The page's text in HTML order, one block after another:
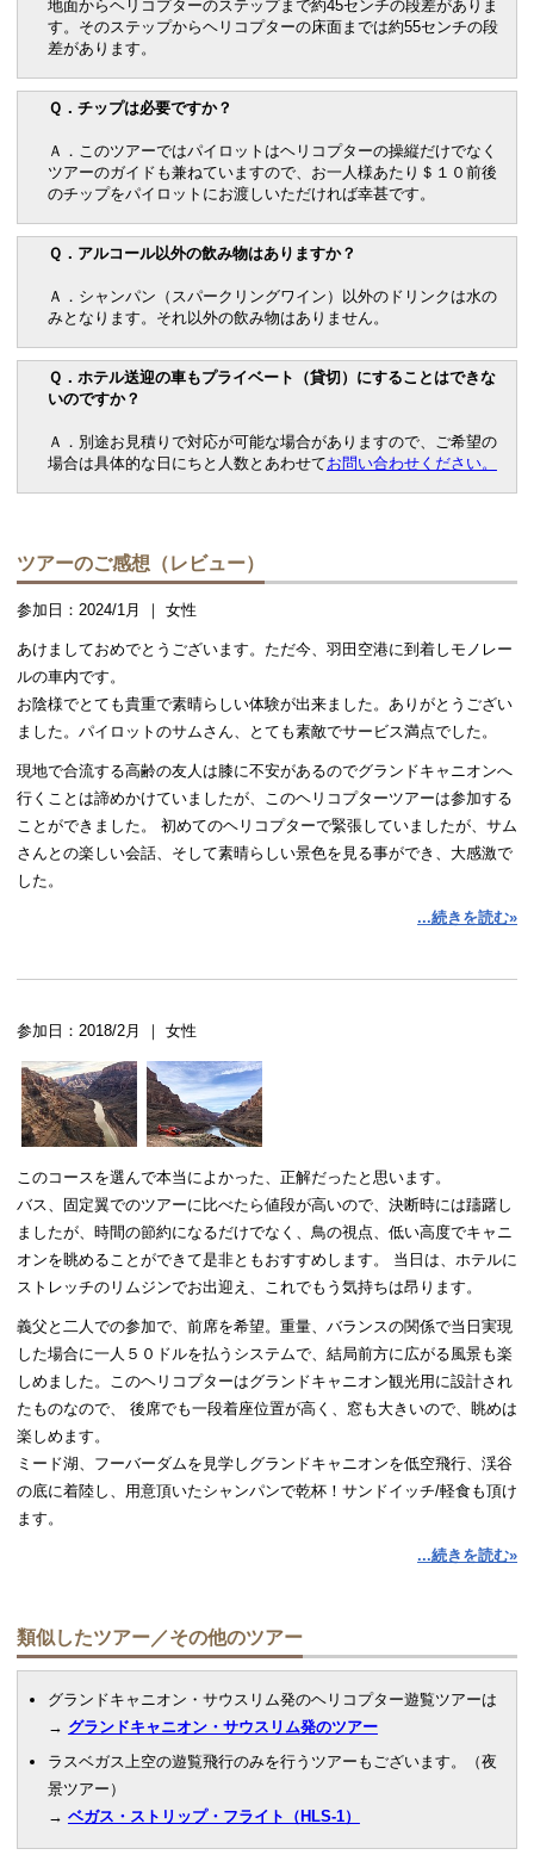
地面からヘリコプターのステップまで約45センチの段差がありま
す。そのステップからヘリコプターの床面までは約55センチの段
差があります。
Ｑ．チップは必要ですか？
Ａ．このツアーではパイロットはヘリコプターの操縦だけでなく
ツアーのガイドも兼ねていますので、お一人様あたり＄１０前後
のチップをパイロットにお渡しいただければ幸甚です。
Ｑ．アルコール以外の飲み物はありますか？
Ａ．シャンパン（スパークリングワイン）以外のドリンクは水の
みとなります。それ以外の飲み物はありません。
Ｑ．ホテル送迎の車もプライベート（貸切）にすることはできな
いのですか？
Ａ．別途お見積りで対応が可能な場合がありますので、ご希望の
場合は具体的な日にちと人数とあわせてお問い合わせください。
ツアーのご感想（レビュー）
参加日：2024/1月 ｜ 女性
あけましておめでとうございます。ただ今、羽田空港に到着しモノレー
ルの車内です。
お陰様でとても貴重で素晴らしい体験が出来ました。ありがとうござい
ました。パイロットのサムさん、とても素敵でサービス満点でした。
現地で合流する高齢の友人は膝に不安があるのでグランドキャニオンへ
行くことは諦めかけていましたが、このヘリコプターツアーは参加する
ことができました。 初めてのヘリコプターで緊張していましたが、サム
さんとの楽しい会話、そして素晴らしい景色を見る事ができ、大感激で
した。
夕陽に照らされるグランドキャニオンを見ながらラスベガスに帰る時、
しい喜びの時間を共有することが出来ました。
で、上から眺めるだけでなくキャニオンの底から見上げる事が出来るの
で特別感があります。
日本で、日本語で事前にいろいろと相談しながら沢山の情報やアドバイ
スをいただけた事もとても良かったです。感謝しております。素晴らし
いです。
次回はカウントダウンの花火（※１） をヘリコプターから是非是非見た
いです。
ありがとうございました。マグカップなどお土産に購入しました！
（※１）
独立記念日（7月4日）と大晦日（12月31日）はラスベガスの花火をヘリ
コプターの上から眺める特別なフライトを運航しますので、ご希望の場
合はお問い合わせください。
...続きを読む»
参加日：2018/2月 ｜ 女性
このコースを選んで本当によかった、正解だったと思います。
バス、固定翼でのツアーに比べたら値段が高いので、決断時には躊躇し
ましたが、時間の節約になるだけでなく、鳥の視点、低い高度でキャニ
オンを眺めることができて是非ともおすすめします。 当日は、ホテルに
ストレッチのリムジンでお出迎え、これでもう気持ちは昂ります。
義父と二人での参加で、前席を希望。重量、バランスの関係で当日実現
した場合に一人５０ドルを払うシステムで、結局前方に広がる風景も楽
しめました。このヘリコプターはグランドキャニオン観光用に設計され
たものなので、 後席でも一段着座位置が高く、窓も大きいので、眺めは
楽しめます。
ミード湖、フーバーダムを見学しグランドキャニオンを低空飛行、渓谷
の底に着陸し、用意頂いたシャンパンで乾杯！サンドイッチ/軽食も頂け
ます。
機内では、ＢＯＳＥのノイズキャンセル用のヘッドセットも完備され、
空で夕焼けを楽しむことができました。
パイロットのダニエルさん、スタッフの皆さんに感謝の気持ちでいっぱ
いです。
固定翼も良さがありますが、できたら、ラスベガスに行く皆さんに体験
をしてほしい、感動をして頂きたい、おすすめのツアーです。
...続きを読む»
類似したツアー／その他のツアー
グランドキャニオン・サウスリム発のヘリコプター遊覧ツアーは
→ グランドキャニオン・サウスリム発のツアー
ラスベガス上空の遊覧飛行のみを行うツアーもございます。（夜
景ツアー）
→ ベガス・ストリップ・フライト（HLS-1）